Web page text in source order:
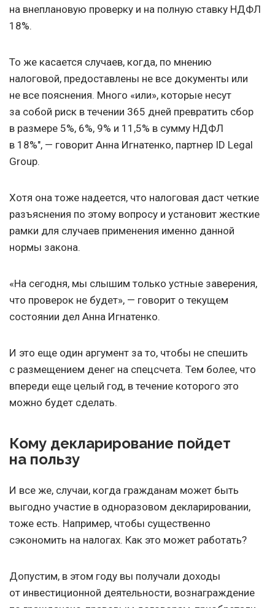
на внеплановую проверку и на полную ставку НДФЛ
18%.
То же касается случаев, когда, по мнению
налоговой, предоставлены не все документы или
не все пояснения. Много «или», которые несут
за собой риск в течении 365 дней превратить сбор
в размере 5%, 6%, 9% и 11,5% в сумму НДФЛ
в 18%", — говорит Анна Игнатенко, партнер ID Legal
Group.
Хотя она тоже надеется, что налоговая даст четкие
разъяснения по этому вопросу и установит жесткие
рамки для случаев применения именно данной
нормы закона.
«На сегодня, мы слышим только устные заверения,
что проверок не будет», — говорит о текущем
состоянии дел Анна Игнатенко.
И это еще один аргумент за то, чтобы не спешить
с размещением денег на спецсчета. Тем более, что
впереди еще целый год, в течение которого это
можно будет сделать.
Кому декларирование пойдет
на пользу
И все же, случаи, когда гражданам может быть
выгодно участие в одноразовом декларировании,
тоже есть. Например, чтобы существенно
сэкономить на налогах. Как это может работать?
Допустим, в этом году вы получали доходы
от инвестиционной деятельности, вознаграждение